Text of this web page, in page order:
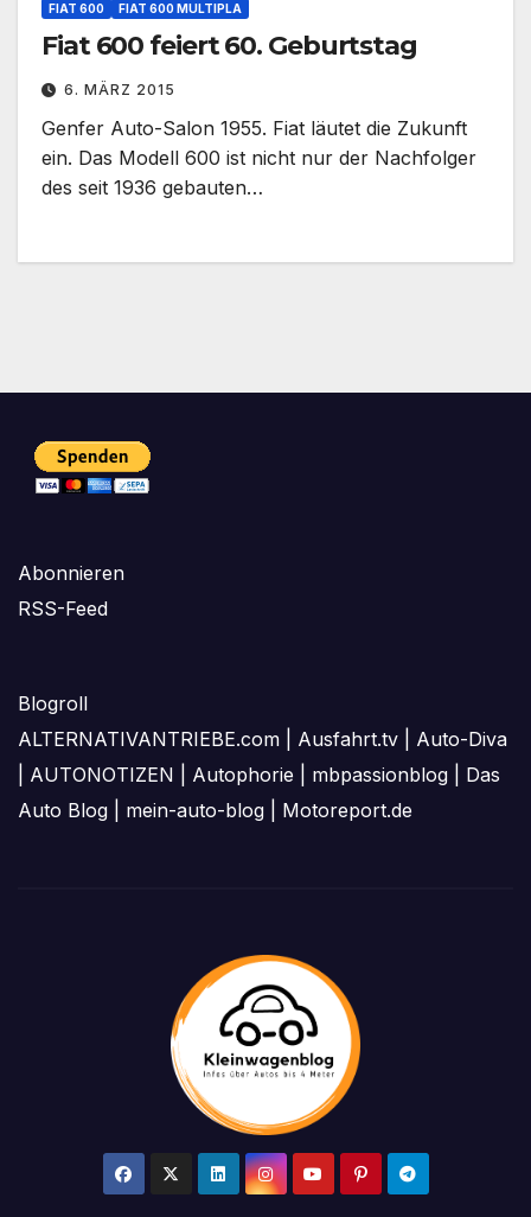
FIAT 600 FIAT 600 MULTIPLA
Fiat 600 feiert 60. Geburtstag
6. MÄRZ 2015
Genfer Auto-Salon 1955. Fiat läutet die Zukunft
ein. Das Modell 600 ist nicht nur der Nachfolger
des seit 1936 gebauten…
Abonnieren
RSS-Feed
Blogroll
ALTERNATIVANTRIEBE.com
Ausfahrt.tv
Auto-Diva
AUTONOTIZEN Autophorie mbpassionblog
Das
Auto Blog
mein-auto-blog Motoreport.de